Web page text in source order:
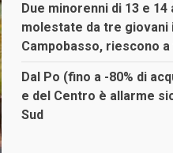
Due minorenni di 13 e
molestate da tre giovani
Campobasso, riescono
Dal Po (fino a -80% di
e del Centro è allarme
Sud